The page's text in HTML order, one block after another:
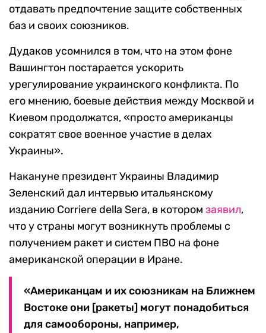
отдавать предпочтение защите собственных
баз и своих союзников.
Дудаков усомнился в том, что на этом фоне
Вашингтон постарается ускорить
урегулирование украинского конфликта. По
его мнению, боевые действия между Москвой и
Киевом продолжатся, «просто американцы
сократят свое военное участие в делах
Украины».
Накануне президент Украины Владимир
Зеленский дал интервью итальянскому
изданию Corriere della Sera, в котором заявил,
что у страны могут возникнуть проблемы с
получением ракет и систем ПВО на фоне
американской операции в Иране.
«Американцам и их союзникам на Ближнем
Востоке они [ракеты] могут понадобиться
для самообороны, например,